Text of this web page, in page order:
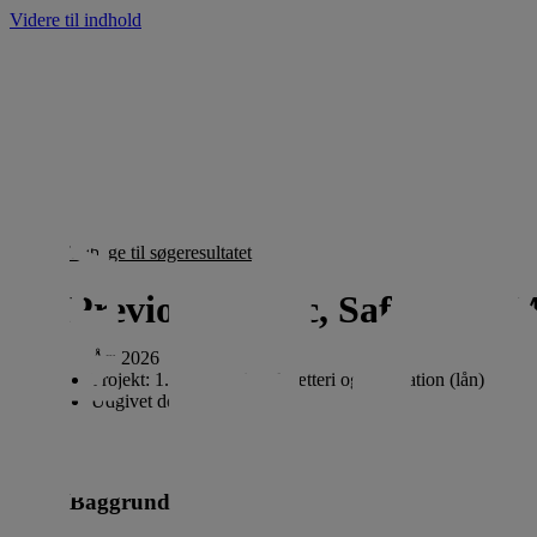
Videre til indhold
Tilbage til søgeresultatet
Previon Nordic, SafeMind
År: 2026
Projekt: 1. Maritimt iværksætteri og innovation (lån)
Udgivet den
Baggrund